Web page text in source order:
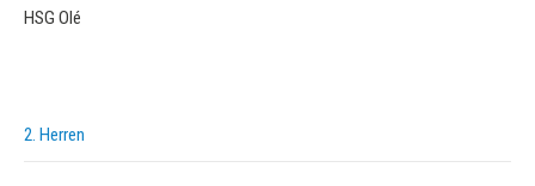
HSG Olé
2. Herren